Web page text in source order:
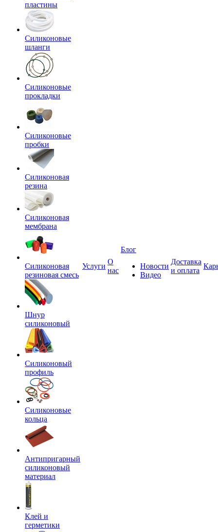
пластины
Силиконовые
шланги
Силиконовые
прокладки
Силиконовые
пробки
Силиконовая
резина
Силиконовая
мембрана
Силиконовая
резиновая смесь
Шнур
силиконовый
Силиконовый
профиль
Силиконовые
кольца
Антипригарный
силиконовый
материал
Клей и
герметики
Услуги
О
нас
Блог
Новости
Видео
Доставка
и оплата